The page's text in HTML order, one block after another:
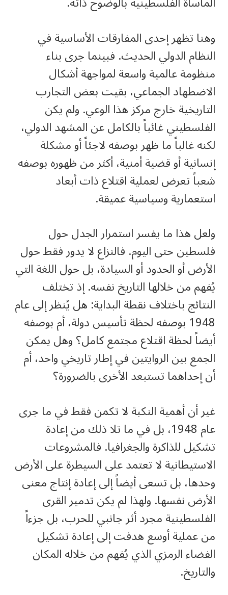
وهنا تظهر إحدى المفارقات الأساسية في
النظام الدولي الحديث. فبينما جرى بناء
منظومة عالمية واسعة لمواجهة أشكال
الاضطهاد الجماعي، بقيت بعض التجارب
التاريخية خارج مركز هذا الوعي. ولم يكن
الفلسطيني غائباً بالكامل عن المشهد الدولي،
لكنه غالباً ما ظهر بوصفه لاجئاً أو مشكلة
إنسانية أو قضية أمنية، أكثر من ظهوره بوصفه
شعباً تعرض لعملية اقتلاع ذات أبعاد
استعمارية وسياسية عميقة.
ولعل هذا ما يفسر استمرار الجدل حول
فلسطين حتى اليوم. فالنزاع لا يدور فقط حول
الأرض أو الحدود أو السيادة، بل حول اللغة التي
يُفهم من خلالها التاريخ نفسه. إذ تختلف
النتائج باختلاف نقطة البداية: هل يُنظر إلى عام
1948 بوصفه لحظة تأسيس دولة، أم بوصفه
أيضاً لحظة اقتلاع مجتمع كامل؟ وهل يمكن
الجمع بين الروايتين في إطار تاريخي واحد، أم
أن إحداهما تستبعد الأخرى بالضرورة؟
غير أن أهمية النكبة لا تكمن فقط في ما جرى
عام 1948، بل في ما تلا ذلك من إعادة
تشكيل للذاكرة والجغرافيا. فالمشروعات
الاستيطانية لا تعتمد على السيطرة على الأرض
وحدها، بل تسعى أيضاً إلى إعادة إنتاج معنى
الأرض نفسها. ولهذا لم يكن تدمير القرى
الفلسطينية مجرد أثر جانبي للحرب، بل جزءاً
من عملية أوسع هدفت إلى إعادة تشكيل
الفضاء الرمزي الذي يُفهم من خلاله المكان
والتاريخ.